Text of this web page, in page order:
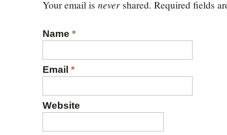
Your email is never shared. Required fields
Name *
Email *
Website